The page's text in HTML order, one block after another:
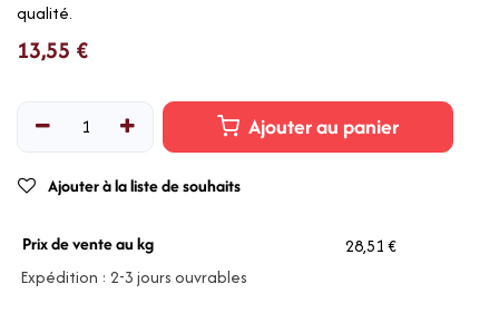
qualité.
13,55 €
Ajouter au panier
Ajouter à la liste de souhaits
Prix de vente au kg
28,51 €
Expédition : 2-3 jours ouvrables